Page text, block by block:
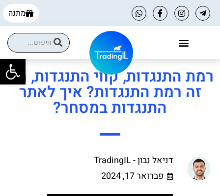
מתנה
רמת התנגדות, קווי התנגדות, מה
זה רמת התנגדות? איך לאתר
התנגדות במסחר?
דניאל נבון - TradingIL
פברואר 17, 2024